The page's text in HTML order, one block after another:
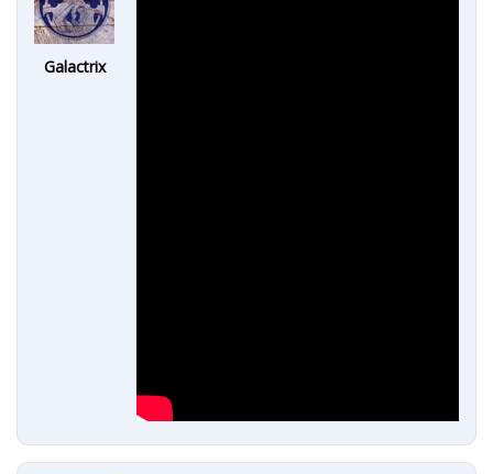
Galactrix